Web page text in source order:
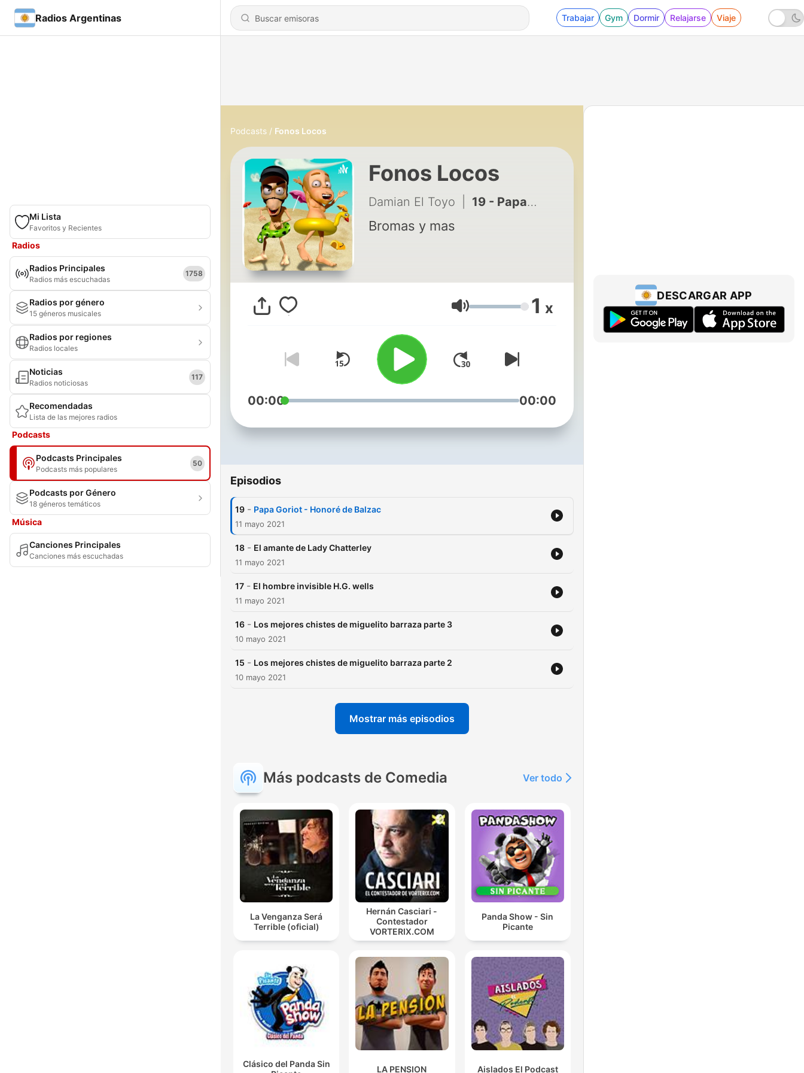
Radios Argentinas Trabajar Gym Dormir Relajarse Viaje
Mi Lista
Favoritos y Recientes
Radios
Radios Principales
Radios más escuchadas
1758
Radios por género
15 géneros musicales
Radios por regiones
Radios locales
Noticias
Radios noticiosas
117
Recomendadas
Lista de las mejores radios
Podcasts
Podcasts Principales
Podcasts más populares
50
Podcasts por Género
18 géneros temáticos
Música
Canciones Principales
Canciones más escuchadas
Podcasts Fonos Locos
Fonos Locos
Damian El Toyo 19 - Papa Goriot - Honoré de Balzac
Bromas y mas
Volumen 1 x
00:00 00:00
Episodios
19 - Papa Goriot - Honoré de Balzac
11 mayo 2021
18 - El amante de Lady Chatterley
11 mayo 2021
17 - El hombre invisible H.G. wells
11 mayo 2021
16 - Los mejores chistes de miguelito barraza parte 3
10 mayo 2021
15 - Los mejores chistes de miguelito barraza parte 2
10 mayo 2021
Mostrar más episodios
Más podcasts de Comedia Ver todo
La Venganza Será
Terrible (oficial)
Hernán Casciari -
Contestador
VORTERIX.COM
Panda Show - Sin
Picante
Clásico del Panda Sin
LA PENSION Aislados El Podcast
DESCARGAR APP